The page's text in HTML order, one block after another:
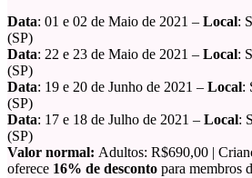
Data: 01 e 02 de Maio de 2021 – Local:
(SP)
Data: 22 e 23 de Maio de 2021 – Local:
(SP)
Data: 19 e 20 de Junho de 2021 – Local:
(SP)
Data: 17 e 18 de Julho de 2021 – Local:
(SP)
Valor normal: Adultos: R$690,00 |
oferece 16% de desconto para membros